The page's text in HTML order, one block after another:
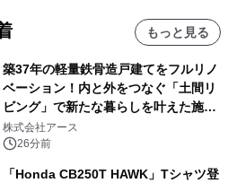
もっと見る
築37年の軽量鉄骨造戸建てをフルリノ
ベーション！内と外をつなぐ「土間リ
ビング」で新たな暮らしを叶えた施工
事例を株式会社アースが公開
株式会社アース
26分前
「Honda CB250T HAWK」Tシャツ登